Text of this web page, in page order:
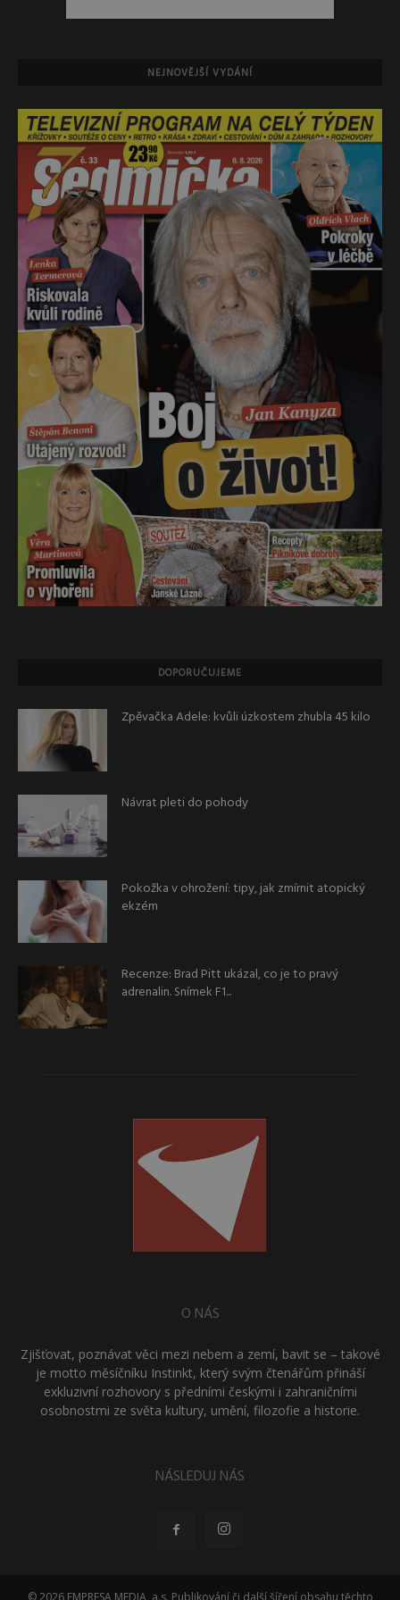
NEJNOVĚJŠÍ VYDÁNÍ
DOPORUČUJEME
Zpěvačka Adele: kvůli úzkostem zhubla 45 kilo
Návrat pleti do pohody
Pokožka v ohrožení: tipy, jak zmírnit atopický
ekzém
Recenze: Brad Pitt ukázal, co je to pravý
adrenalin. Snímek F1...
O NÁS
Zjišťovat, poznávat věci mezi nebem a zemí, bavit se – takové
je motto měsíčníku Instinkt, který svým čtenářům přináší
exkluzivní rozhovory s předními českými i zahraničními
osobnostmi ze světa kultury, umění, filozofie a historie.
NÁSLEDUJ NÁS